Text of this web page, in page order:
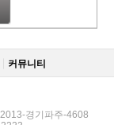
커뮤니티
경기파주-4608